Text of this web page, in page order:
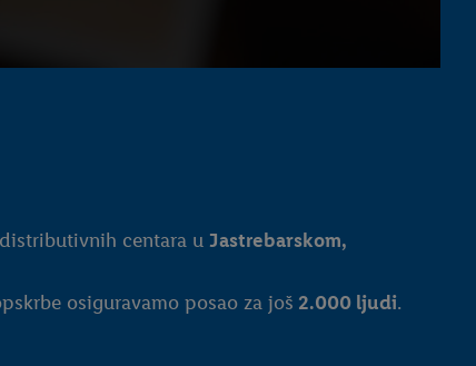
centara u Jastrebarskom,
osiguravamo posao za još 2.000 ljudi.